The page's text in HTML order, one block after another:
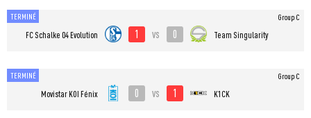
TERMINÉ
FC Schalke 04 Evolution 1 vs 0 Team Singularity
Group C
TERMINÉ
⁠Movistar KOI Fénix 0 vs 1 K1CK
Group C